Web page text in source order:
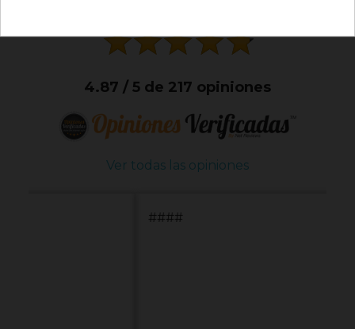
4.87 / 5 de 217 opiniones
Ver todas las opiniones